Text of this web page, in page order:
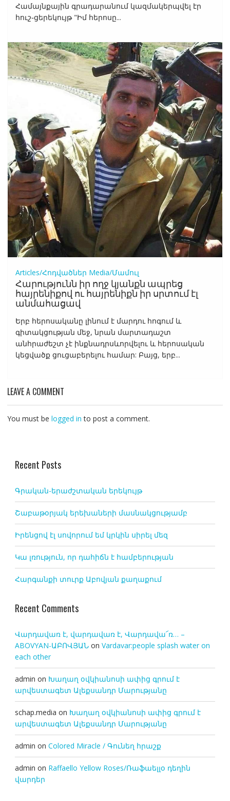
Համայնքային գրադարանում կազմակերպվել էր
հուշ֊ցերեկույթ "Իմ հերոսը...
Articles/Հոդվածներ Media/Մամուլ
Հարությունն իր ողջ կյանքն ապրեց
հայրենիքով ու հայրենիքն իր սրտում էլ
անմահացավ
Երբ հերոսականը լինում է մարդու հոգում և
գիտակցության մեջ, նրան մարտադաշտ
անհրաժեշտ չէ ինքնադրսևորվելու և հերոսական
կեցվածք ցուցաբերելու համար: Բայց, երբ...
LEAVE A COMMENT
You must be logged in to post a comment.
Recent Posts
Գրական-երաժշտական երեկույթ
Շաբաթօրյակ երեխաների մասնակցությամբ
Իրենցով էլ սովորում եմ կրկին սիրել մեզ
Կա լռություն, որ դահիճն է համբերության
Հարգանքի տուրք Աբովյան քաղաքում
Recent Comments
Վարդավառ է, վարդավառ է, Վարդավա՜ռ… –
ABOVYAN-ԱԲՈՎՅԱՆon Vardavar:people splash water on
each other
admin on Խաղաղ օվկիանոսի ափից գրում է
արվեստագետ Ալեքսանդր Մարությանը
schap.media on Խաղաղ օվկիանոսի ափից գրում է
արվեստագետ Ալեքսանդր Մարությանը
admin on Colored Miracle / Գունեղ հրաշք
admin on Raffaello Yellow Roses/Ռաֆաելլօ դեղին
վարդեր